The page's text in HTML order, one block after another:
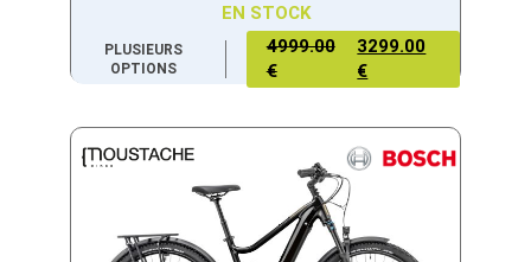
EN STOCK
PLUSIEURS
OPTIONS
4999.00
€
3299.00
€